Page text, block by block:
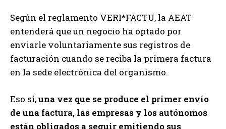
Según el reglamento VERI*FACTU, la AEAT
entenderá que un negocio ha optado por
enviarle voluntariamente sus registros de
facturación cuando se reciba la primera factura
en la sede electrónica del organismo.
Eso sí,una vez que se produce el primer envío
de una factura, las empresas y los autónomos
están obligados a seguir emitiendo sus